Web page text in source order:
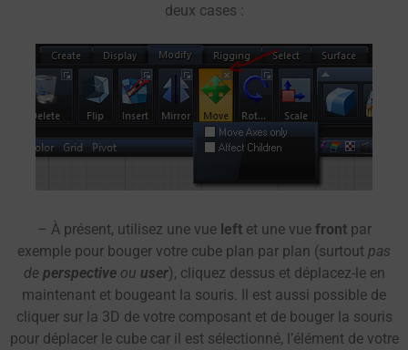
deux cases :
– À présent, utilisez une vue leftet une vue front par
exemple pour bouger votre cube plan par plan (surtout pas
de perspectiveou user), cliquez dessus et déplacez-le en
maintenant et bougeant la souris. Il est aussi possible de
cliquer sur la 3D de votre composant et de bouger la souris
pour déplacer le cube car il est sélectionné, l’élément de votre